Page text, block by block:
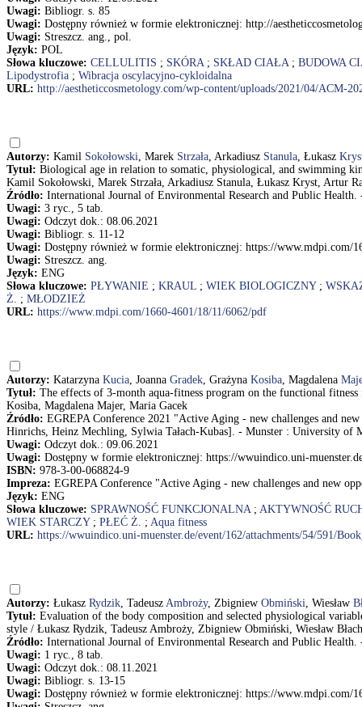
Uwagi: Bibliogr. s. 85
Uwagi: Dostępny również w formie elektronicznej: http://
Uwagi: Streszcz. ang., pol.
Język: POL
Słowa kluczowe: CELLULITIS ; SKÓRA; SKŁAD CIAŁA; BUDOWA
Lipodystrofia ; Wibracja oscylacyjno-cykloidalna
URL: http://aestheticcosmetology.com/wp-content/uploads/2021/04/ACM-
Autorzy: Kamil Sokołowski, Marek Strzała, Arkadiusz Stanula, Łukasz
Tytuł: Biological age in relation to somatic, physiological, and swimming
Kamil Sokołowski, Marek Strzała, Arkadiusz Stanula, Łukasz Kryst, Artur
Źródło: International Journal of Environmental Research and Public
Uwagi: 3 ryc., 5 tab.
Uwagi: Odczyt dok.: 08.06.2021
Uwagi: Bibliogr. s. 11-12
Uwagi: Dostępny również w formie elektronicznej: https://www.mdpi.com/
Uwagi: Streszcz. ang.
Język: ENG
Słowa kluczowe: PŁYWANIE ; KRAUL ; WIEK BIOLOGICZNY;
Ż. ; MŁODZIEŻ
URL: https://www.mdpi.com/1660-4601/18/11/6062/pdf
Autorzy: Katarzyna Kucia, Joanna Gradek, Grażyna Kosiba, Magdalena
Tytuł: The effects of 3-month aqua-fitness program on the functional
Kosiba, Magdalena Majer, Maria Gacek
Źródło: EGREPA Conference 2021 "Active Aging - new challenges and
Hinrichs, Heinz Mechling, Sylwia Tałach-Kubas]. - Munster : University of
Uwagi: Odczyt dok.: 09.06.2021
Uwagi: Dostępny w formie elektronicznej: https://wwuindico.uni-
ISBN: 978-3-00-068824-9
Impreza: EGREPA Conference "Active Aging - new challenges and new
Język: ENG
Słowa kluczowe: SPRAWNOŚĆ FUNKCJONALNA; AKTYWNOŚĆ
WIEK STARCZY; PŁEĆ Ż. ; Aqua fitness
URL: https://wwuindico.uni-muenster.de/event/162/attachments/54/591/
Autorzy: Łukasz Rydzik, Tadeusz Ambroży, Zbigniew Obmiński, Wiesław
Tytuł: Evaluation of the body composition and selected physiological
style / Łukasz Rydzik, Tadeusz Ambroży, Zbigniew Obmiński, Wiesław
Źródło: International Journal of Environmental Research and Public
Uwagi: 1 ryc., 8 tab.
Uwagi: Odczyt dok.: 08.11.2021
Uwagi: Bibliogr. s. 13-15
Uwagi: Dostępny również w formie elektronicznej: https://www.mdpi.com/